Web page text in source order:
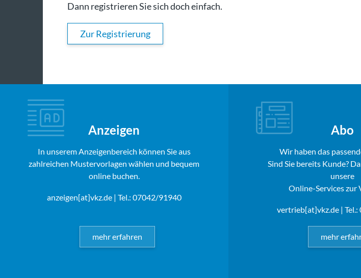
Dann registrieren Sie sich doch einfach.
Zur Registrierung
Anzeigen
In unserem Anzeigenbereich können Sie aus
zahlreichen Mustervorlagen wählen und bequem
online buchen.
anzeigen[at]vkz.de| Tel.: 07042/91940
mehr erfahren
Abo
Wir haben das
Sind Sie bereits Kunde?
unsere
Online-Services zur
vertrieb[at]vkz.de|
mehr